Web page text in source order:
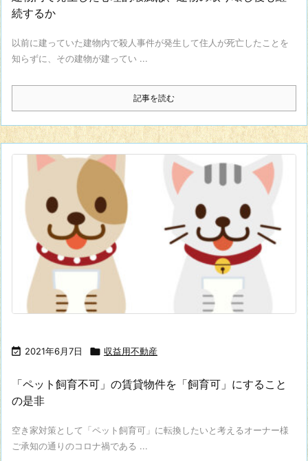
続するか
以前に建っていた建物内で殺人事件が発生して住人が死亡したことを
知らずに、その建物が建ってい ...
記事を読む
 2021年6月7日  収益用不動産
「ペット飼育不可」の賃貸物件を「飼育可」にすること
の是非
空き家対策として「ペット飼育可」に転換したいと考えるオーナー様
ご承知の通りのコロナ禍である ...